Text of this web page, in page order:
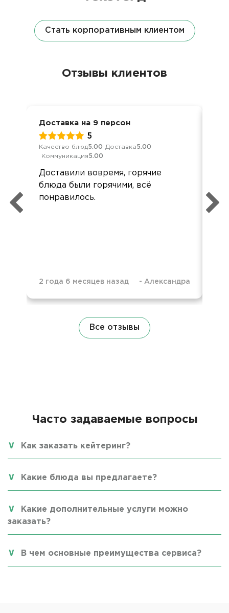
Стать корпоративным клиентом
Отзывы клиентов
Доставка на 9 персон
5
Качество блюд5.00 Доставка5.00
Коммуникация5.00
Доставили вовремя, горячие
блюда были горячими, всё
понравилось.
2 года 6 месяцев назад - Александра
Все отзывы
Часто задаваемые вопросы
Как заказать кейтеринг?
Какие блюда вы предлагаете?
Какие дополнительные услуги можно
заказать?
В чем основные преимущества сервиса?